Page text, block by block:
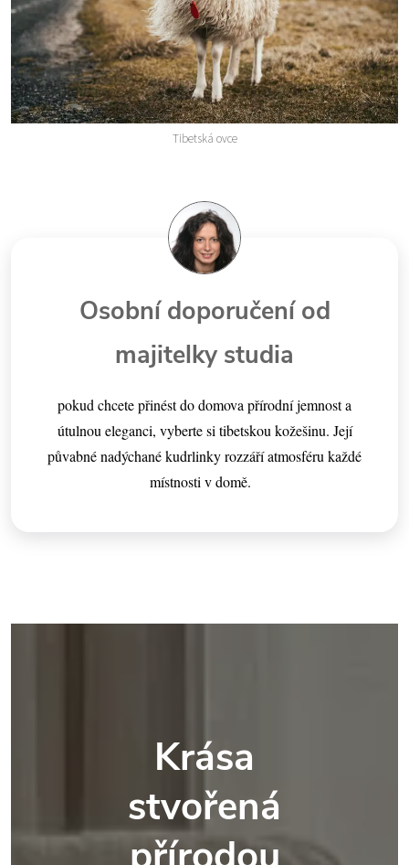
Tibetská ovce
Osobní doporučení od
majitelky studia
pokud chcete přinést do domova přírodní jemnost a
útulnou eleganci, vyberte si tibetskou kožešinu. Její
půvabné nadýchané kudrlinky rozzáří atmosféru každé
místnosti v domě.
Krása
stvořená